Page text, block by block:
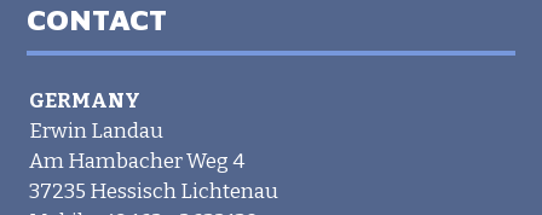
CONTACT
GERMANY
Erwin Landau
Am Hambacher Weg 4
37235 Hessisch Lichtenau